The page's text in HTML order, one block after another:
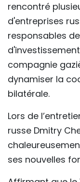
rencontré
d'entreprises
responsables
compagnie
dynamiser la
bilatérale.
Lors de
russe Dmitry
ses nouvelles